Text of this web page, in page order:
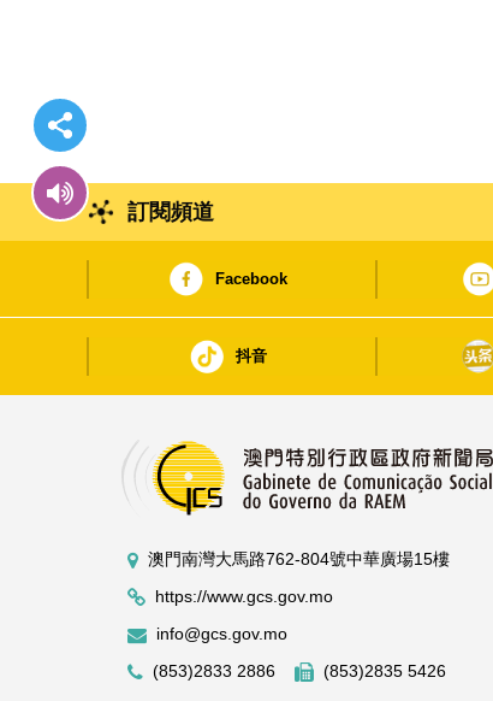
訂閱頻道
Facebook
抖音
澳門南灣大馬路762-804號中華廣場15樓
https://www.gcs.gov.mo
info@gcs.gov.mo
(853)2833 2886
(853)2835 5426